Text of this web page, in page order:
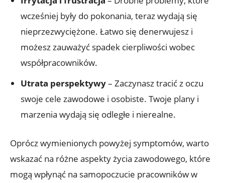
wcześniej były do pokonania, teraz wydają się
nieprzezwyciężone. Łatwo się denerwujesz i
możesz zauważyć spadek cierpliwości wobec
współpracowników.
Utrata perspektywy– Zaczynasz tracić z oczu
swoje cele zawodowe i osobiste. Twoje plany i
marzenia wydają się odległe i nierealne.
Oprócz wymienionych powyżej symptomów, warto
wskazać na różne aspekty życia zawodowego, które
mogą wpłynąć na samopoczucie pracowników w